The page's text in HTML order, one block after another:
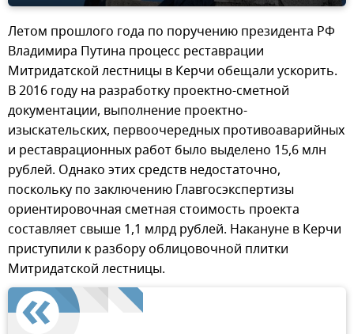
Летом прошлого года по поручению президента РФ
Владимира Путина процесс реставрации
Митридатской лестницы в Керчи обещали ускорить.
В 2016 году на разработку проектно-сметной
документации, выполнение проектно-
изыскательских, первоочередных противоаварийных
и реставрационных работ было выделено 15,6 млн
рублей. Однако этих средств недостаточно,
поскольку по заключению Главгосэкспертизы
ориентировочная сметная стоимость проекта
составляет свыше 1,1 млрд рублей. Накануне в Керчи
приступили к разбору облицовочной плитки
Митридатской лестницы.